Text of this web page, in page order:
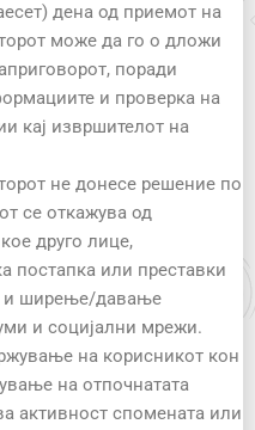
дена од приемот на
може да го о дложи
поради
и проверка на
кај извршителот на
не донесе решение по
се откажува од
друго лице,
постапка или преставки
и ширење/давање
и социјални мрежи.
на корисникот кон
на отпочнатата
активност спомената или